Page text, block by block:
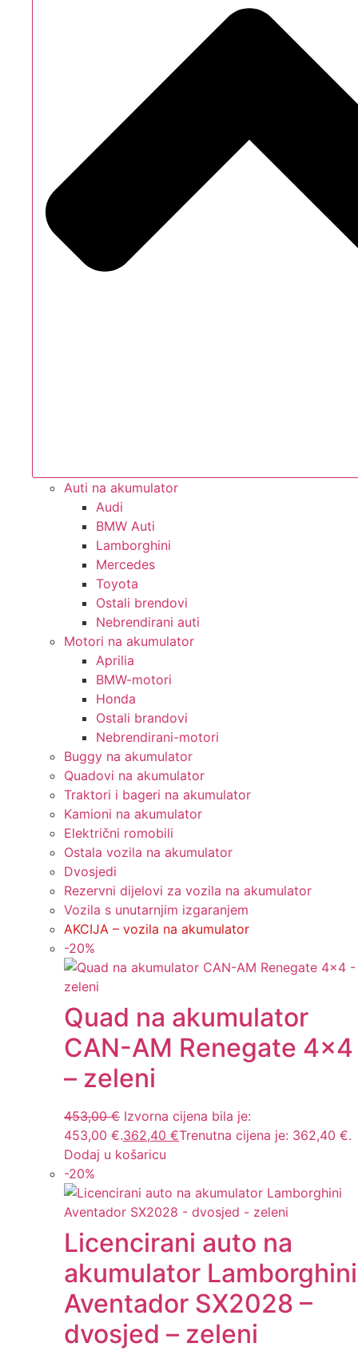
Auti na akumulator
Audi
BMW Auti
Lamborghini
Mercedes
Toyota
Ostali brendovi
Nebrendirani auti
Motori na akumulator
Aprilia
BMW-motori
Honda
Ostali brandovi
Nebrendirani-motori
Buggy na akumulator
Quadovi na akumulator
Traktori i bageri na akumulator
Kamioni na akumulator
Električni romobili
Ostala vozila na akumulator
Dvosjedi
Rezervni dijelovi za vozila na akumulator
Vozila s unutarnjim izgaranjem
AKCIJA – vozila na akumulator
-20%
Quad na akumulator
CAN-AM Renegate 4×4
– zeleni
453,00€ Izvorna cijena bila je:
453,00 €.362,40 €Trenutna cijena je: 362,40 €.
Dodaj u košaricu
-20%
Licencirani auto na
akumulator Lamborghini
Aventador SX2028 –
dvosjed – zeleni